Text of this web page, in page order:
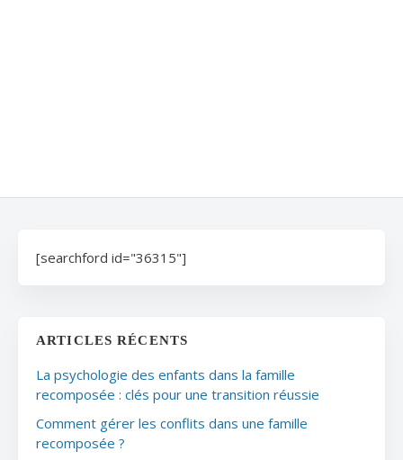
[searchford id="36315"]
ARTICLES RÉCENTS
La psychologie des enfants dans la famille
recomposée : clés pour une transition réussie
Comment gérer les conflits dans une famille
recomposée ?